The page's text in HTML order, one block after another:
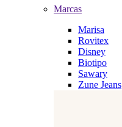
Marcas
Marisa
Rovitex
Disney
Biotipo
Sawary
Zune Jeans